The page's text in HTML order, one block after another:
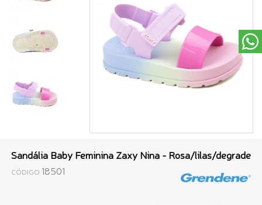
Sandália Baby Feminina Zaxy Nina - Rosa/lilas/degrade
CÓDIGO 18501